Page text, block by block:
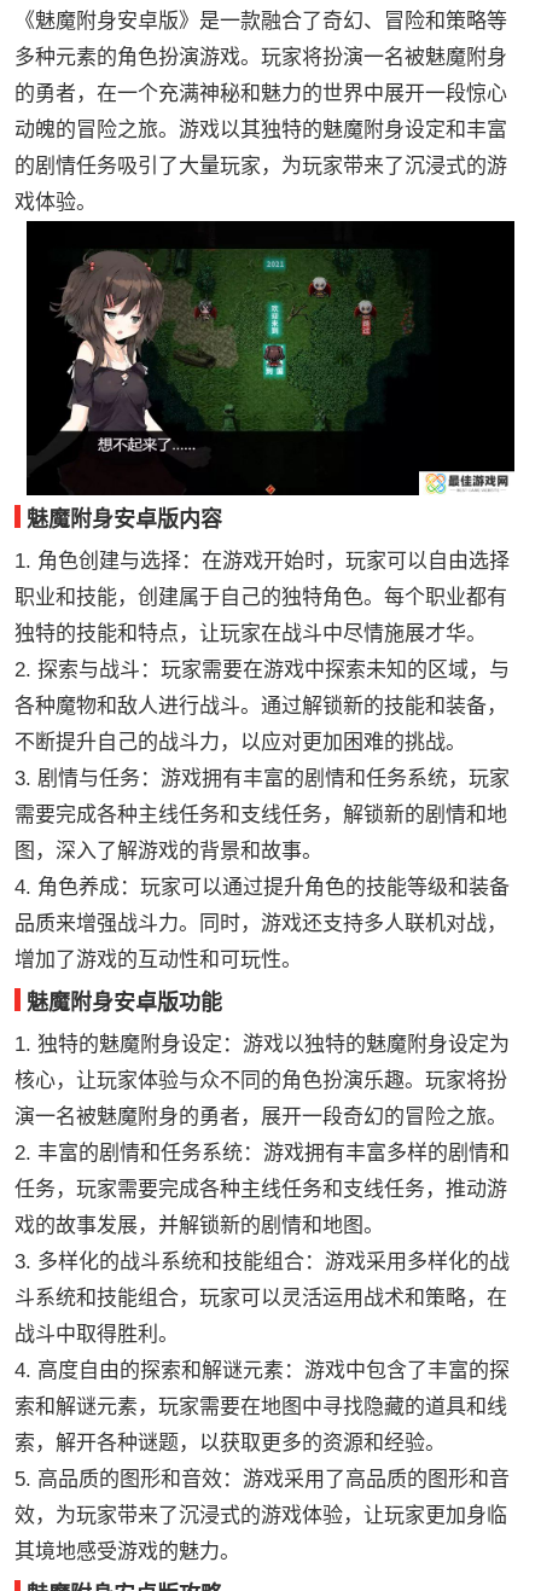
《魅魔附身安卓版》是一款融合了奇幻、冒险和策略等
多种元素的角色扮演游戏。玩家将扮演一名被魅魔附身
的勇者，在一个充满神秘和魅力的世界中展开一段惊心
动魄的冒险之旅。游戏以其独特的魅魔附身设定和丰富
的剧情任务吸引了大量玩家，为玩家带来了沉浸式的游
戏体验。
魅魔附身安卓版内容
1. 角色创建与选择：在游戏开始时，玩家可以自由选择
职业和技能，创建属于自己的独特角色。每个职业都有
独特的技能和特点，让玩家在战斗中尽情施展才华。
2. 探索与战斗：玩家需要在游戏中探索未知的区域，与
各种魔物和敌人进行战斗。通过解锁新的技能和装备，
不断提升自己的战斗力，以应对更加困难的挑战。
3. 剧情与任务：游戏拥有丰富的剧情和任务系统，玩家
需要完成各种主线任务和支线任务，解锁新的剧情和地
图，深入了解游戏的背景和故事。
4. 角色养成：玩家可以通过提升角色的技能等级和装备
品质来增强战斗力。同时，游戏还支持多人联机对战，
增加了游戏的互动性和可玩性。
魅魔附身安卓版功能
1. 独特的魅魔附身设定：游戏以独特的魅魔附身设定为
核心，让玩家体验与众不同的角色扮演乐趣。玩家将扮
演一名被魅魔附身的勇者，展开一段奇幻的冒险之旅。
2. 丰富的剧情和任务系统：游戏拥有丰富多样的剧情和
任务，玩家需要完成各种主线任务和支线任务，推动游
戏的故事发展，并解锁新的剧情和地图。
3. 多样化的战斗系统和技能组合：游戏采用多样化的战
斗系统和技能组合，玩家可以灵活运用战术和策略，在
战斗中取得胜利。
4. 高度自由的探索和解谜元素：游戏中包含了丰富的探
索和解谜元素，玩家需要在地图中寻找隐藏的道具和线
索，解开各种谜题，以获取更多的资源和经验。
5. 高品质的图形和音效：游戏采用了高品质的图形和音
效，为玩家带来了沉浸式的游戏体验，让玩家更加身临
其境地感受游戏的魅力。